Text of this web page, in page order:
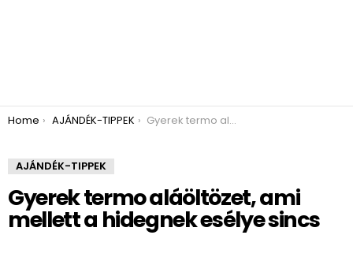
You are here:
Home AJÁNDÉK-TIPPEK Gyerek termo aláöltözet, ami mellett a hidegnek esélye sincs
AJÁNDÉK-TIPPEK
Gyerek termo aláöltözet, ami
mellett a hidegnek esélye sincs